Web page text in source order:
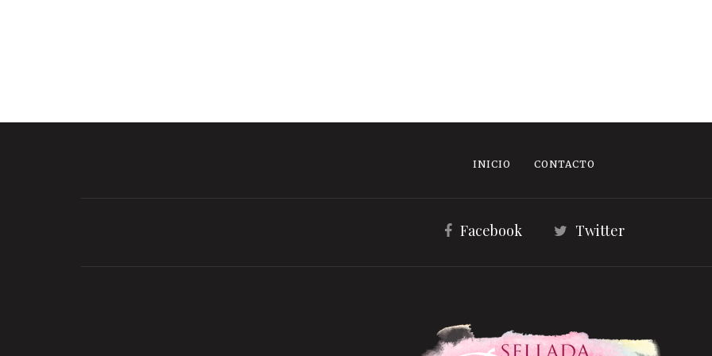
INICIO CONTACTO
Facebook Twitter